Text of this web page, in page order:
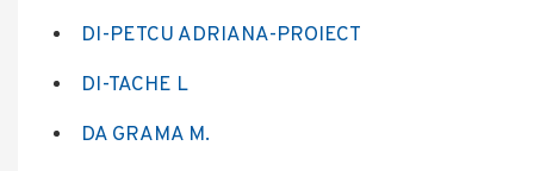
DI-PETCU ADRIANA-PROIECT
DI-TACHE L
DA GRAMA M.